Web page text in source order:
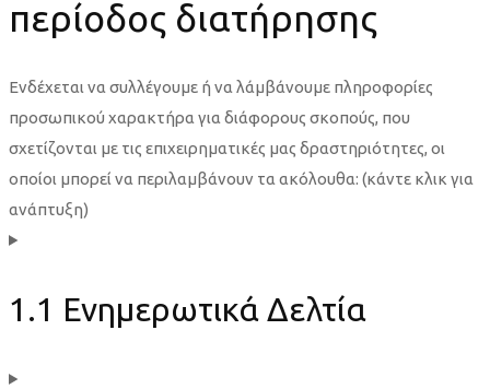
περίοδος διατήρησης
Ενδέχεται να συλλέγουμε ή να λάμβάνουμε πληροφορίες
προσωπικού χαρακτήρα για διάφορους σκοπούς, που
σχετίζονται με τις επιχειρηματικές μας δραστηριότητες, οι
οποίοι μπορεί να περιλαμβάνουν τα ακόλουθα: (κάντε κλικ για
ανάπτυξη)
1.1 Ενημερωτικά Δελτία